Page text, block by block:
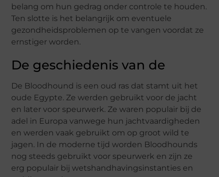
belang om hun gedrag onder controle te houden.
Ten slotte is het belangrijk om eventuele
gezondheidsproblemen op te vangen voordat ze
ernstiger worden.
De geschiedenis van de
De Bloodhound is een oud ras dat stamt uit het
oude Egypte. Ze werden gebruikt voor de jacht
en later voor speurwerk. Ze waren populair bij de
adel in Europa vanwege hun jachtvaardigheden
en werden vaak gebruikt om op groot wild te
jagen. In de moderne tijd worden Bloodhounds
nog steeds gebruikt voor speurwerk en zijn ze
erg populair bij wetshandhavingsinstanties en